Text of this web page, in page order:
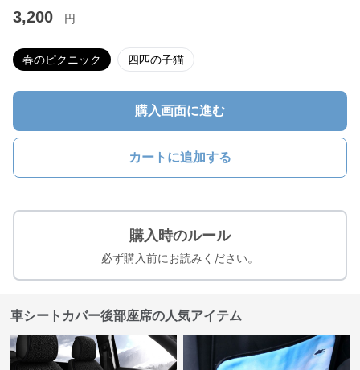
3,200 円
春のピクニック 四匹の子猫
購入画面に進む
カートに追加する
購入時のルール
必ず購入前にお読みください。
車シートカバー後部座席の人気アイテム